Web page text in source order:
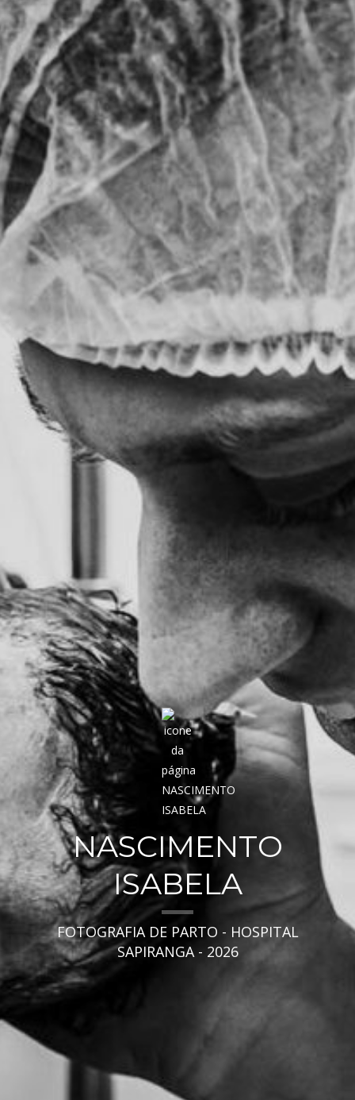
NASCIMENTO
ISABELA
FOTOGRAFIA DE PARTO - HOSPITAL
SAPIRANGA - 2026